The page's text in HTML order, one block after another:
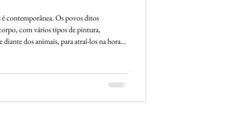
contemporânea. Os povos ditos
com vários tipos de pintura,
dos animais, para atraí-los na hora